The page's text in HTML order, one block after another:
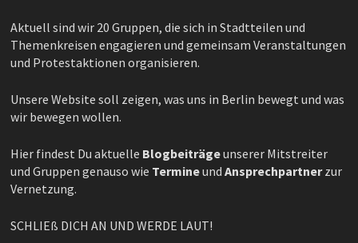
Aktuell sind wir 20 Gruppen, die sich in Stadtteilen und
Themenkreisen engagieren und gemeinsam Veranstaltungen
und Protestaktionen organisieren.
Unsere Website soll zeigen, was uns in Berlin bewegt und was
wir bewegen wollen.
Hier findest Du aktuelle Blogbeiträgeunserer Mitstreiter
und Gruppen genauso wie Termineund Ansprechpartnerzur
Vernetzung.
SCHLIEß DICH AN UND WERDE LAUT!